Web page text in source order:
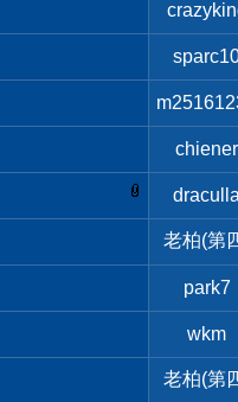
chiener
draculla
老柏(第
park7
wkm
老柏(第